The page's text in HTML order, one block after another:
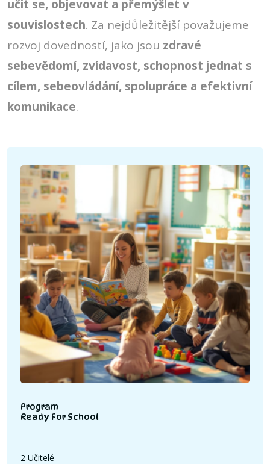
učit se, objevovat a přemýšlet v
souvislostech. Za nejdůležitější považujeme
rozvoj dovedností, jako jsou zdravé
sebevědomí, zvídavost, schopnost jednat s
cílem, sebeovládání, spolupráce a efektivní
komunikace.
Program
Ready For School
2 Učitelé